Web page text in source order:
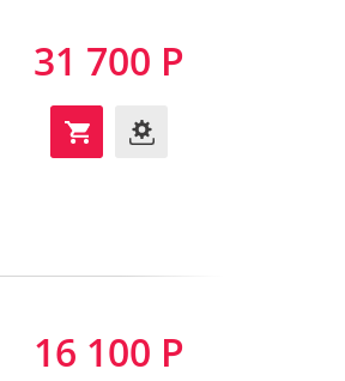
31 700 Р
16 100 Р